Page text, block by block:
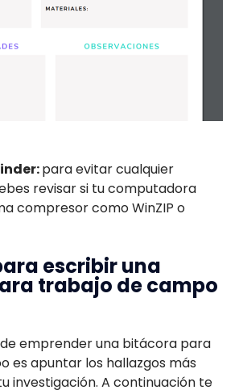
para evitar cualquier
revisar si tu computadora
compresor como WinZIP o
escribir una
trabajo de campo
emprender una bitácora para
es apuntar los hallazgos más
investigación. A continuación te